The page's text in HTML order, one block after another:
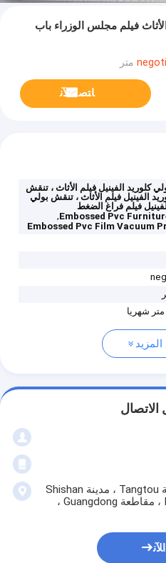
فيلم مجلس الوزراء باب
ﺎﺘﺼﻟ ﺍﻶﻧ
كلوريد الفينيل فيلم الأثاث ، تنقش
الفينيل فيلم الأثاث ، تنقش بولي
فيلم فراغ الضغط
Embossed Pvc
,
Embossed Pvc Film Vacuum
الاتصال
منطقة Jinguang الصناعية ، قرية Tangtou ، مدينة Shishan
، منطقة Nanhai ، مدينة Foshan ، مقاطعة Guangdong ،